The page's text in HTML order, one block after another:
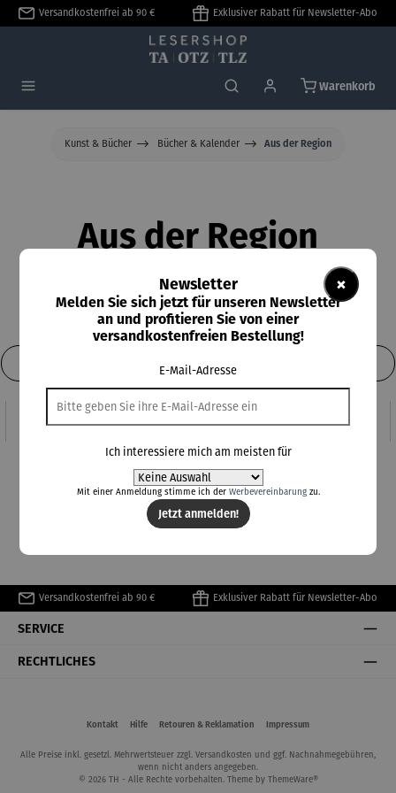
springen
Versandkostenfrei ab 90 € Exklusiver Rabatt für Newsletter-Abo
Warenkorb
Kunst & Bücher Bücher & Kalender Aus der Region
Aus der Region
Produkte filtern
Keine Produkte gefunden.
Versandkostenfrei ab 90 € Exklusiver Rabatt für Newsletter-Abo
SERVICE
RECHTLICHES
Kontakt Hilfe Retouren & Reklamation Impressum
Alle Preise inkl. gesetzl. Mehrwertsteuer zzgl. Versandkosten und ggf. Nachnahmegebühren,
wenn nicht anders angegeben.
© 2026 TH - Alle Rechte vorbehalten. Theme by ThemeWare®
×
Newsletter
Melden Sie sich jetzt für unseren Newsletter
an und profitieren Sie von einer
versandkostenfreien Bestellung!
E-Mail-Adresse
Ich interessiere mich am meisten für
Mit einer Anmeldung stimme ich der Werbevereinbarungzu.
Jetzt anmelden!